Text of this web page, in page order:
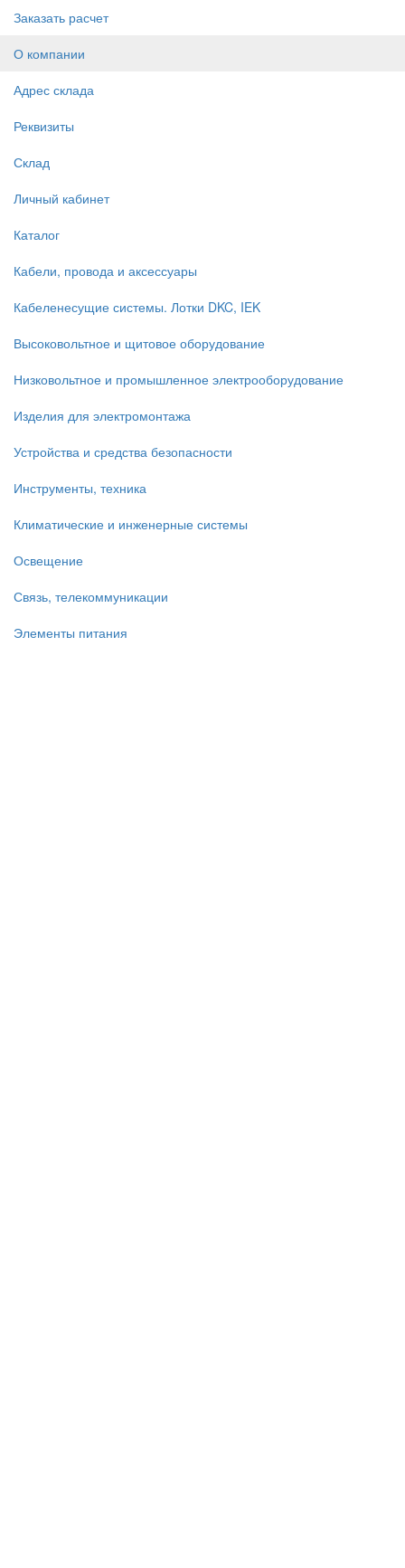
Заказать расчет
О компании
Адрес склада
Реквизиты
Склад
Личный кабинет
Каталог
Кабели, провода и аксессуары
Кабеленесущие системы. Лотки DKC, IEK
Высоковольтное и щитовое оборудование
Низковольтное и промышленное электрооборудование
Изделия для электромонтажа
Устройства и средства безопасности
Инструменты, техника
Климатические и инженерные системы
Освещение
Связь, телекоммуникации
Элементы питания